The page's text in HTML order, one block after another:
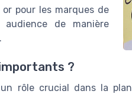
pour les marques de
de manière
?
rôle crucial dans la